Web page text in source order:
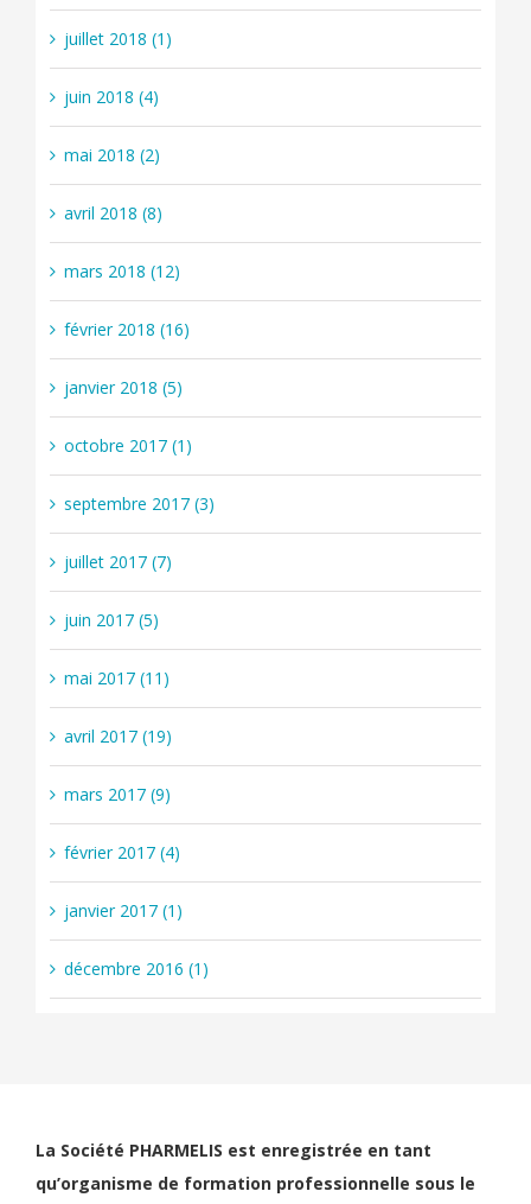
juillet 2018 (1)
juin 2018 (4)
mai 2018 (2)
avril 2018 (8)
mars 2018 (12)
février 2018 (16)
janvier 2018 (5)
octobre 2017 (1)
septembre 2017 (3)
juillet 2017 (7)
juin 2017 (5)
mai 2017 (11)
avril 2017 (19)
mars 2017 (9)
février 2017 (4)
janvier 2017 (1)
décembre 2016 (1)
La Société PHARMELIS est enregistrée en tant
qu’organisme de formation professionnelle sous le